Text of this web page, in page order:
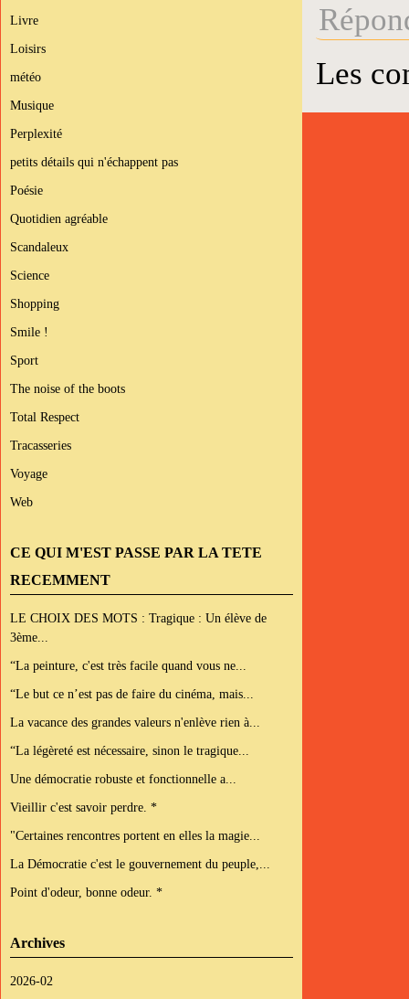
Livre
Loisirs
météo
Musique
Perplexité
petits détails qui n'échappent pas
Poésie
Quotidien agréable
Scandaleux
Science
Shopping
Smile !
Sport
The noise of the boots
Total Respect
Tracasseries
Voyage
Web
CE QUI M'EST PASSE PAR LA TETE
RECEMMENT
LE CHOIX DES MOTS : Tragique : Un élève de
3ème...
“La peinture, c'est très facile quand vous ne...
“Le but ce n’est pas de faire du cinéma, mais...
La vacance des grandes valeurs n'enlève rien à...
“La légèreté est nécessaire, sinon le tragique...
Une démocratie robuste et fonctionnelle a...
Vieillir c'est savoir perdre. *
"Certaines rencontres portent en elles la magie...
La Démocratie c'est le gouvernement du peuple,...
Point d'odeur, bonne odeur. *
Archives
2026-02
Les